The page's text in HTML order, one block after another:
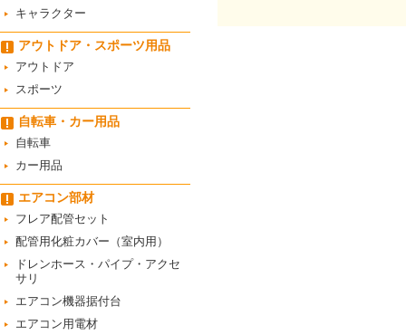
キャラクター
アウトドア・スポーツ用品
アウトドア
スポーツ
自転車・カー用品
自転車
カー用品
エアコン部材
フレア配管セット
配管用化粧カバー（室内用）
ドレンホース・パイプ・アクセ
サリ
エアコン機器据付台
エアコン用電材